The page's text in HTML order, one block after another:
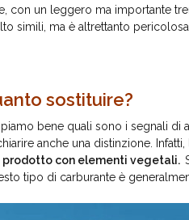
con un leggero ma importante
simili, ma è altrettanto
sostituire?
bene quali sono i segnali
anche una distinzione.
prodotto con elementi vegetali.
tipo di carburante è